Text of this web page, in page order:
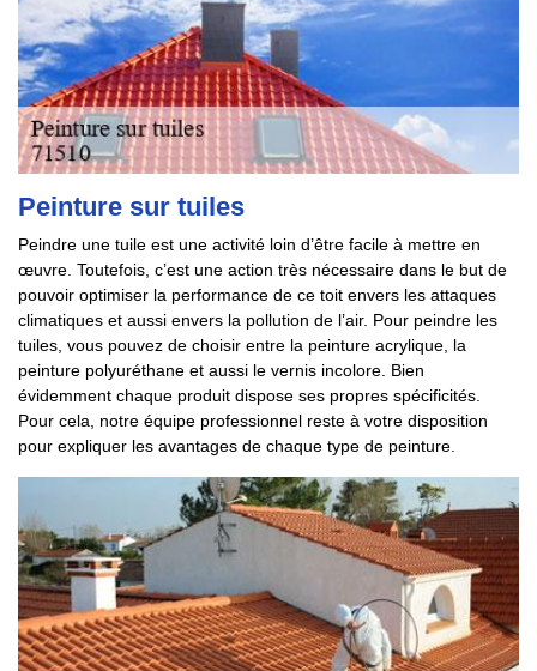
Peinture sur tuiles
Peindre une tuile est une activité loin d’être facile à mettre en
œuvre. Toutefois, c’est une action très nécessaire dans le but de
pouvoir optimiser la performance de ce toit envers les attaques
climatiques et aussi envers la pollution de l’air. Pour peindre les
tuiles, vous pouvez de choisir entre la peinture acrylique, la
peinture polyuréthane et aussi le vernis incolore. Bien
évidemment chaque produit dispose ses propres spécificités.
Pour cela, notre équipe professionnel reste à votre disposition
pour expliquer les avantages de chaque type de peinture.